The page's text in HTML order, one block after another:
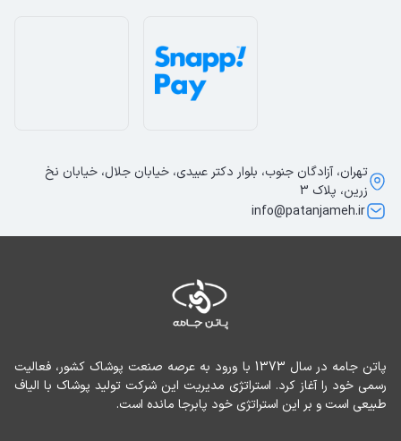
طبیعی است و بر این استراتژی خود پابرجا مانده است.
تهران، آزادگان جنوب، بلوار دکتر عبیدی، خیابان جلال، خیابان نخ
زرین، پلاک 3
info@patanjameh.ir